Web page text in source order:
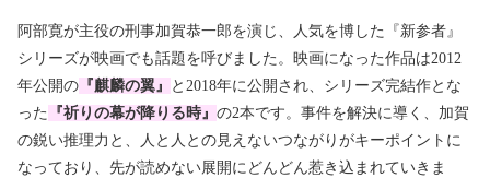
阿部寛が主役の刑事加賀恭一郎を演じ、人気を博した『新参者』
シリーズが映画でも話題を呼びました。映画になった作品は2012
年公開の 『麒麟の翼』 と 2018年に公開され、シリーズ完結作とな
った
『祈りの幕が降りる時』 の2本です。事件を解決に導く、加賀
の鋭い推理力と、人と人との見えないつながりがキーポイントに
なっており、先が読めない展開にどんどん惹き込まれていきま